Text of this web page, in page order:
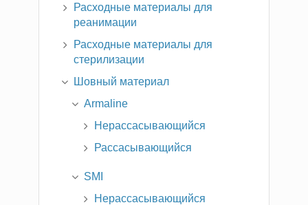
Расходные материалы для
реанимации
Расходные материалы для
стерилизации
Шовный материал
Armaline
Нерассасывающийся
Рассасывающийся
SMI
Нерассасывающийся